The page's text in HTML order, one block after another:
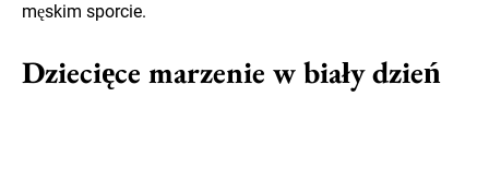
męskim sporcie.
Dziecięce marzenie w biały dzień